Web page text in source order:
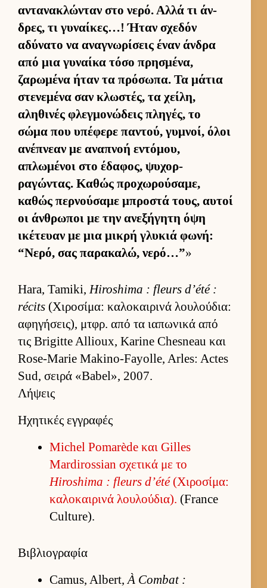
αντανακλώνταν στο νερό. Αλλά τι άν­
δρες, τι γυναί­κες…! Ήταν σχεδόν
αδύνατο να αναγνωρίσεις έναν άν­δρα
από μια γυναίκα τόσο πρησμένα,
ζαρωμένα ήταν τα πρόσωπα. Τα μάτια
στενεμένα σαν κλωστές, τα χεί­λη,
αληθινές φλεγ­μονώδεις πληγές, το
σώμα που υπέφερε παντού, γυμνοί, όλοι
ανέπνεαν με αναπνοή εντόμου,
απλωμένοι στο έδαφος, ψυχορ­
ραγώντας. Καθώς προχωρού­σαμε,
καθώς περ­νού­σαμε μπροστά τους, αυ­τοί
οι άν­θρωποι με την ανεξήγητη όψη
ικέτευαν με μια μικρή γλυκιά φωνή:
“Νερό, σας παρακαλώ, νερό…”»
Hara, Tamiki, Hiroshima : fleurs d’été :
récits (Χιροσίμα: καλοκαι­ρινά λου­λού­δια:
αφηγήσει­ς), μτ­φρ. από τα ια­πωνικά από
τις Brigitte Allioux, Karine Chesneau και
Rose-Marie Makino-Fayolle, Arles: Actes
Sud, σειρά «Babel», 2007.
Λήψεις
Ηχητικές εγγραφές
Michel Pomarède και Gilles
Mardirossian σχετικά με το
Hiroshima : fleurs d’été(Χιροσίμα:
καλοκαι­ρινά λου­λού­δια). (France
Culture).
Βιβλιογραφία
Camus, Albert,À Combat :